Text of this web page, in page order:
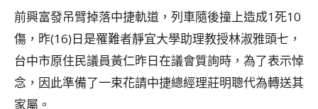
前興富發吊臂掉落中捷軌道，列車隨後撞上造成1死10
傷，昨(16)日是罹難者靜宜大學助理教授林淑雅頭七，
台中市原住民議員黃仁昨日在議會質詢時，為了表示悼
念，因此準備了一束花請中捷總經理莊明聰代為轉送其
家屬。